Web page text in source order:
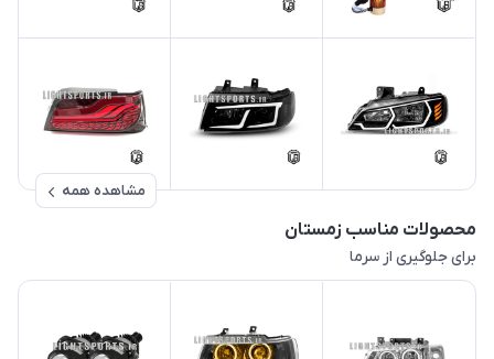
مشاهده همه
محصولات مناسب زمستان
برای جلوگیری از سرما